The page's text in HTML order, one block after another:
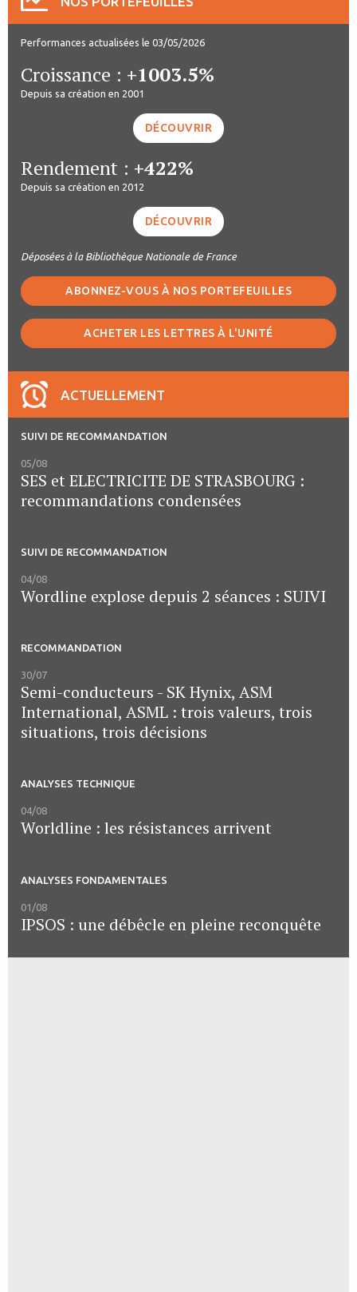
Performances actualisées le 03/05/2026
Croissance : +1003.5%
Depuis sa création en 2001
DÉCOUVRIR
Rendement : +422%
Depuis sa création en 2012
DÉCOUVRIR
Déposées à la Bibliothèque Nationale de France
ABONNEZ-VOUS À NOS PORTEFEUILLES
ACHETER LES LETTRES À L'UNITÉ
ACTUELLEMENT
SUIVI DE RECOMMANDATION
05/08
SES et ELECTRICITE DE STRASBOURG :
recommandations condensées
SUIVI DE RECOMMANDATION
04/08
Wordline explose depuis 2 séances : SUIVI
RECOMMANDATION
30/07
Semi-conducteurs - SK Hynix, ASM
International, ASML : trois valeurs, trois
situations, trois décisions
ANALYSES TECHNIQUE
04/08
Worldline : les résistances arrivent
ANALYSES FONDAMENTALES
01/08
IPSOS : une débêcle en pleine reconquête